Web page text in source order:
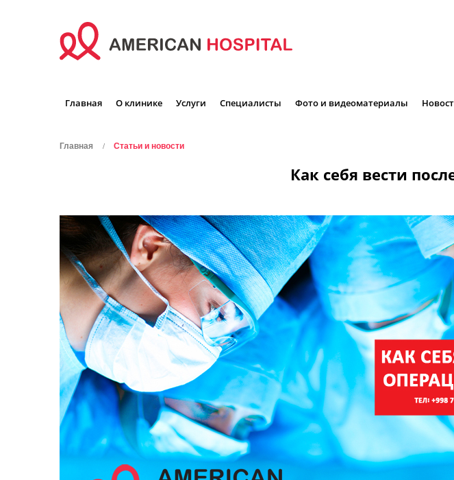
Главная О клинике Услуги Специалисты Фото и видеоматериалы
Главная Статьи и новости
Как себя вести